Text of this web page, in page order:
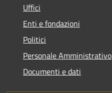
Uffici
Enti e fondazioni
Politici
Personale Amministrativo
Documenti e dati